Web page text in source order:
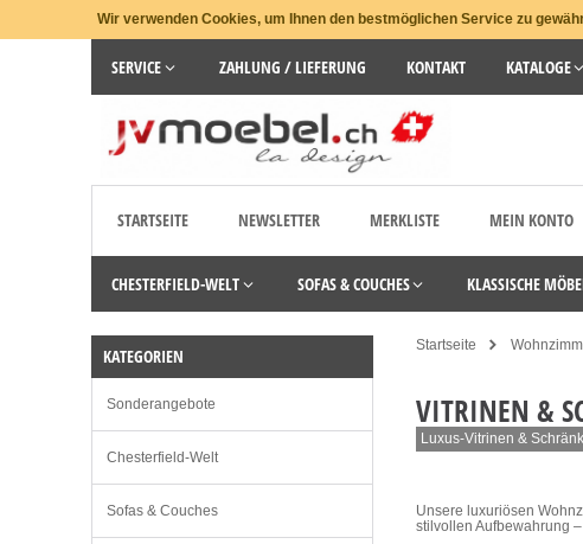
Wir verwenden Cookies, um Ihnen den bestmöglichen Service zu
SERVICE ZAHLUNG / LIEFERUNG KONTAKT KATALOGE
STARTSEITE NEWSLETTER MERKLISTE MEIN KONTO
CHESTERFIELD-WELT SOFAS & COUCHES KLASSISCHE
Startseite
VITRINEN &
Luxus-Vitrinen &
Unsere luxuriösen
stilvollen Aufbewahrung
KATEGORIEN
Sonderangebote
Chesterfield-Welt
Sofas & Couches